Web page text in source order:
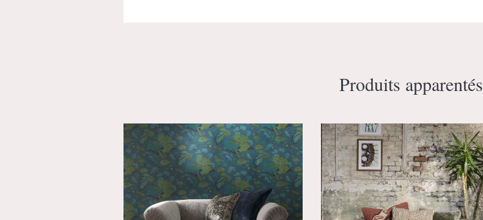
Produits apparentés